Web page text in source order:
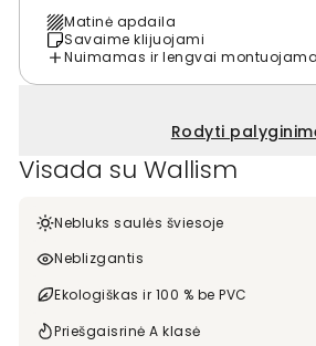
Matinė apdaila
Savaime klijuojami
Nuimamas ir lengvai
Rodyti
Visada su Wallism
Nebluks saulės šviesoje
Neblizgantis
Ekologiškas ir 100 % be PVC
Priešgaisrinė A klasė